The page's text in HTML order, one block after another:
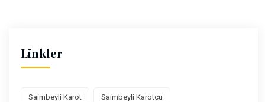
Linkler
Saimbeyli Karot Saimbeyli Karotçu